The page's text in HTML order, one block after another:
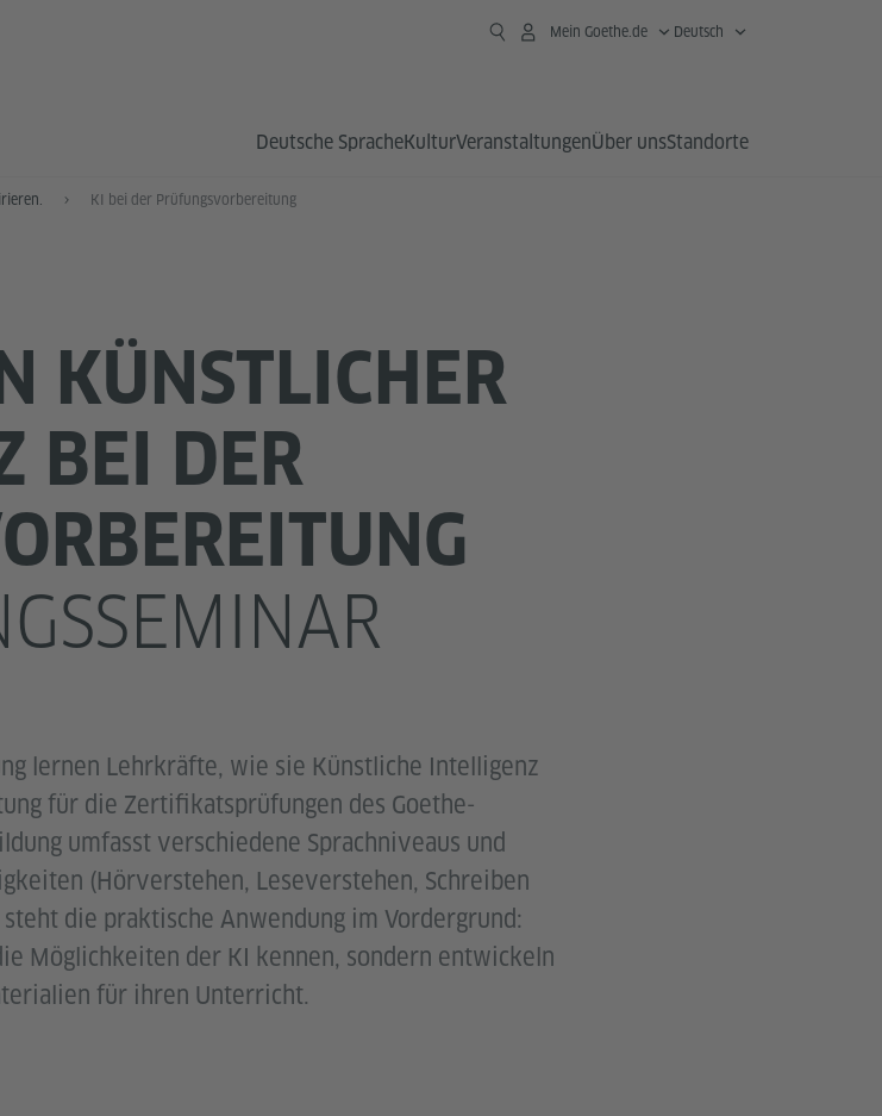
Mein Goethe.de Deutsch
Deutsche SpracheKulturVeranstaltungenÜber unsStandorte
KI bei der Prüfungsvorbereitung
KÜNSTLICHER
BEI DER
lernen Lehrkräfte, wie sie Künstliche Intelligenz
für die Zertifikatsprüfungen des Goethe-
umfasst verschiedene Sprachniveaus und
(Hörverstehen, Leseverstehen, Schreiben
die praktische Anwendung im Vordergrund:
Möglichkeiten der KI kennen, sondern entwickeln
für ihren Unterricht.